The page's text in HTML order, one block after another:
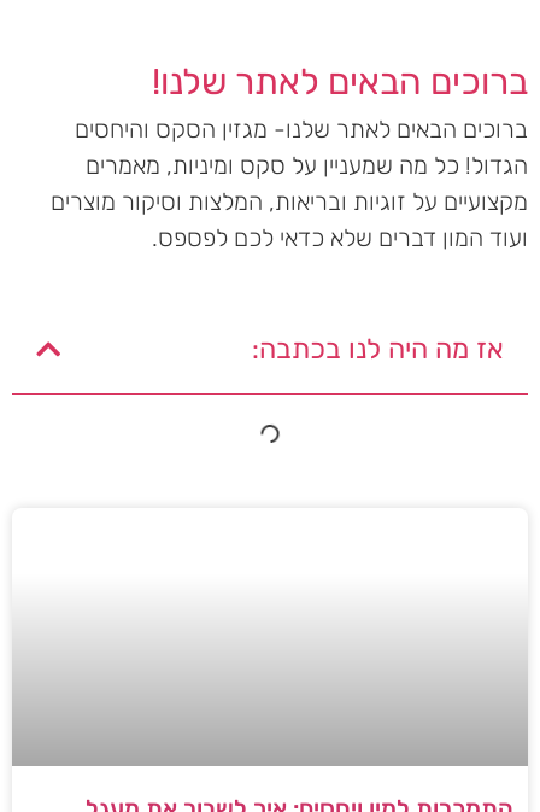
ברוכים הבאים לאתר שלנו!
ברוכים הבאים לאתר שלנו- מגזין הסקס והיחסים
הגדול! כל מה שמעניין על סקס ומיניות, מאמרים
מקצועיים על זוגיות ובריאות, המלצות וסיקור מוצרים
ועוד המון דברים שלא כדאי לכם לפספס.
אז מה היה לנו בכתבה: